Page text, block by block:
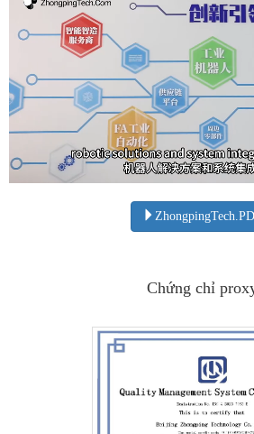
Chứng chỉ